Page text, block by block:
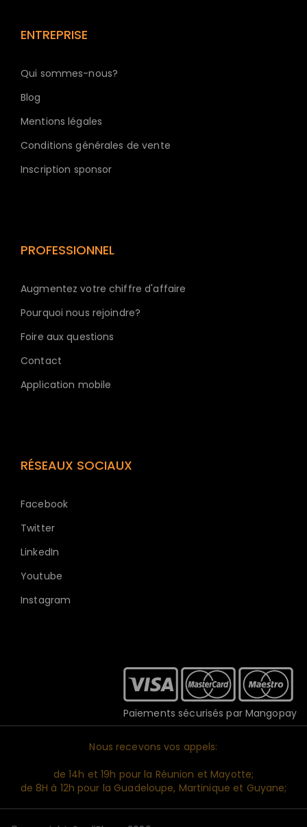
ENTREPRISE
Qui sommes-nous?
Blog
Mentions légales
Conditions générales de vente
Inscription sponsor
PROFESSIONNEL
Augmentez votre chiffre d'affaire
Pourquoi nous rejoindre?
Foire aux questions
Contact
Application mobile
RÉSEAUX SOCIAUX
Facebook
Twitter
LinkedIn
Youtube
Instagram
Paiements sécurisés par Mangopay
Nous recevons vos appels:
de 14h et 19h pour la Réunion et Mayotte;
de 8H à 12h pour la Guadeloupe, Martinique et Guyane;